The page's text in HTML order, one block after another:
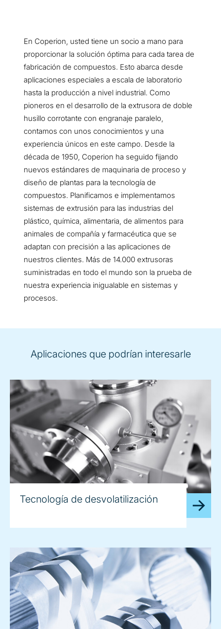
En Coperion, usted tiene un socio a mano para
proporcionar la solución óptima para cada tarea de
fabricación de compuestos. Esto abarca desde
aplicaciones especiales a escala de laboratorio
hasta la producción a nivel industrial. Como
pioneros en el desarrollo de la extrusora de doble
husillo corrotante con engranaje paralelo,
contamos con unos conocimientos y una
experiencia únicos en este campo. Desde la
década de 1950, Coperion ha seguido fijando
nuevos estándares de maquinaria de proceso y
diseño de plantas para la tecnología de
compuestos. Planificamos e implementamos
sistemas de extrusión para las industrias del
plástico, química, alimentaria, de alimentos para
animales de compañía y farmacéutica que se
adaptan con precisión a las aplicaciones de
nuestros clientes. Más de 14.000 extrusoras
suministradas en todo el mundo son la prueba de
nuestra experiencia inigualable en sistemas y
procesos.
Aplicaciones que podrían interesarle
Tecnología de desvolatilización